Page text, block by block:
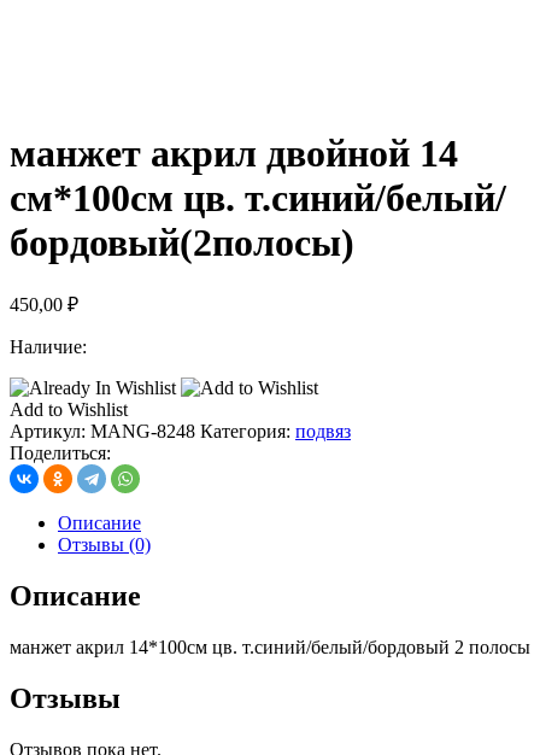
манжет акрил двойной 14
см*100см цв. т.синий/белый/
бордовый(2полосы)
450,00 ₽
Наличие:
Add to Wishlist
Артикул: MANG-8248 Категория: подвяз
Поделиться:
Описание
Отзывы (0)
Описание
манжет акрил 14*100см цв. т.синий/белый/бордовый 2 полосы
Отзывы
Отзывов пока нет.